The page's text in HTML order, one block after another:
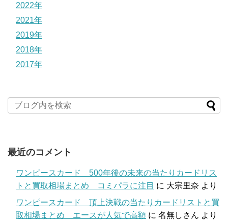
2022年
2021年
2019年
2018年
2017年
最近のコメント
ワンピースカード 500年後の未来の当たりカードリス
トと買取相場まとめ コミパラに注目 に 大宗里奈 より
ワンピースカード 頂上決戦の当たりカードリストと買
取相場まとめ エースが人気で高額 に 名無しさん より